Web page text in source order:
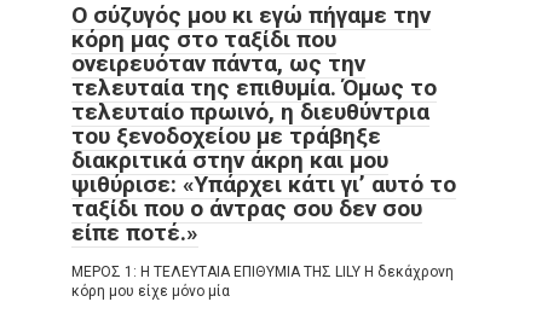
Ο σύζυγός μου κι εγώ πήγαμε την
κόρη μας στο ταξίδι που
ονειρευόταν πάντα, ως την
τελευταία της επιθυμία. Όμως το
τελευταίο πρωινό, η διευθύντρια
του ξενοδοχείου με τράβηξε
διακριτικά στην άκρη και μου
ψιθύρισε: «Υπάρχει κάτι γι’ αυτό το
ταξίδι που ο άντρας σου δεν σου
είπε ποτέ.»
ΜΕΡΟΣ 1: Η ΤΕΛΕΥΤΑΙΑ ΕΠΙΘΥΜΙΑ ΤΗΣ LILY Η δεκάχρονη
κόρη μου είχε μόνο μία